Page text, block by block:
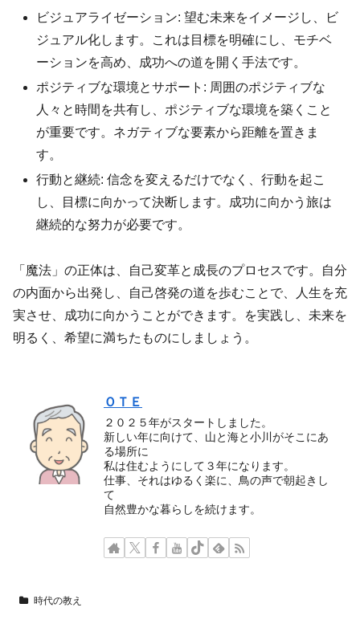
ビジュアライゼーション: 望む未来をイメージし、ビ
ジュアル化します。これは目標を明確にし、モチベ
ーションを高め、成功への道を開く手法です。
ポジティブな環境とサポート: 周囲のポジティブな
人々と時間を共有し、ポジティブな環境を築くこと
が重要です。ネガティブな要素から距離を置きま
す。
行動と継続: 信念を変えるだけでなく、行動を起こ
し、目標に向かって決断します。成功に向かう旅は
継続的な努力が必要です。
「魔法」の正体は、自己変革と成長のプロセスです。自分
の内面から出発し、自己啓発の道を歩むことで、人生を充
実させ、成功に向かうことができます。を実践し、未来を
明るく、希望に満ちたものにしましょう。
ＯＴＥ
２０２５年がスタートしました。
新しい年に向けて、山と海と小川がそこにあ
る場所に
私は住むようにして３年になります。
仕事、それはゆるく楽に、鳥の声で朝起きし
て
自然豊かな暮らしを続けます。
時代の教え